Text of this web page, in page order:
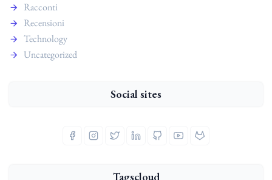
Racconti
Recensioni
Technology
Uncategorized
Social sites
Tagscloud